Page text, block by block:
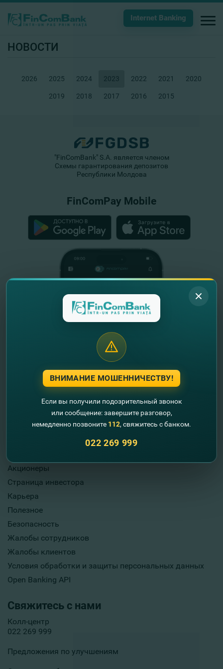
Internet Banking
НОВОСТИ
2026 2025 2024 2023 2022 2021 2020
2019 2018 2017 2016 2015
Полезная информация
Акционеры
Страница инвестора
Карьера
Полезное
Безопасность
Жалобы сотрудников
Жалобы клиентов
Условия обработки и защиты персональных данных
Open Banking API
Свяжитесь с нами
Колл-центр
022 269 999
Предложения по улучшениям
"FinComBank" S.A. является членом
Схемы гарантирования депозитов
Республики Молдова
FinComPay Mobile
ВНИМАНИЕ МОШЕННИЧЕСТВУ!
Если вы получили подозрительный звонок
или сообщение: завершите разговор,
немедленно позвоните 112, свяжитесь с банком.
022 269 999